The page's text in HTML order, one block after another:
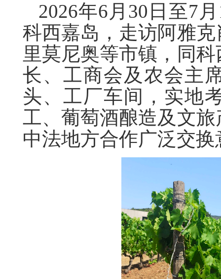
2026年6月30日至7
科西嘉岛，走访阿雅
里莫尼奥等市镇，同
长、工商会及农会主
头、工厂车间，实地
工、葡萄酒酿造及文
中法地方合作广泛交换